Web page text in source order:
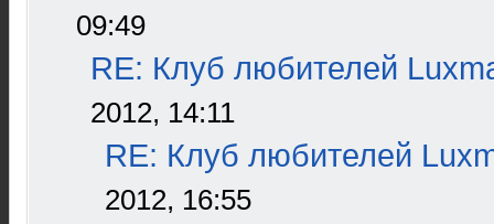
09:49
RE: Клуб любителей
2012, 14:11
RE: Клуб любителей
2012, 16:55